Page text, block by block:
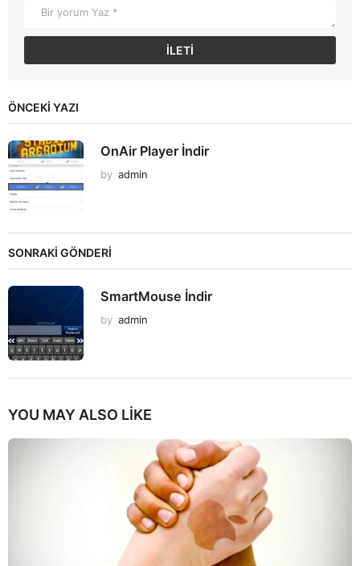
ÖNCEKI YAZI
OnAir Player İndir
by admin
SONRAKİ GÖNDERİ
SmartMouse İndir
by admin
YOU MAY ALSO LIKE